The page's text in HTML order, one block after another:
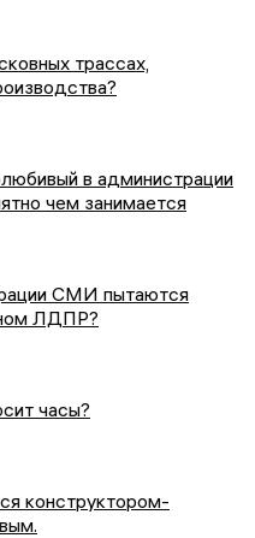
трассах,
в администрации
чем занимается
СМИ пытаются
ЛДПР?
часы?
конструктором-